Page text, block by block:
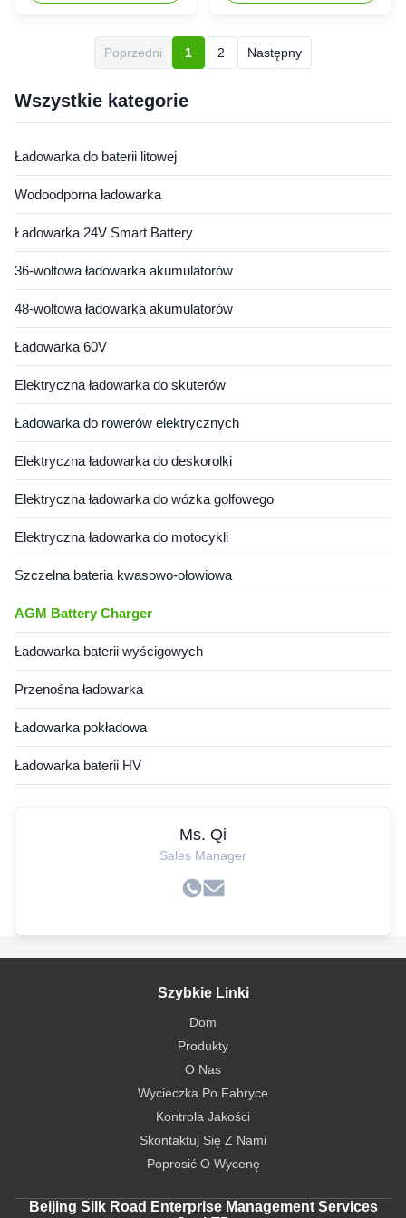
12V 100A AGM / GEL,
V AC i znamionowym
napięciem wyjściowym
Inteligentne maksymalne
napięcie ładowania to 14,4 /
inteligentnym blokowaniem
opis:Zaprojektowany z myślą
o absolutnym
Poprzedni 1 2 Następny
Wszystkie kategorie
Ładowarka do baterii litowej
Wodoodporna ładowarka
Ładowarka 24V Smart Battery
36-woltowa ładowarka akumulatorów
48-woltowa ładowarka akumulatorów
Ładowarka 60V
Elektryczna ładowarka do skuterów
Ładowarka do rowerów elektrycznych
Elektryczna ładowarka do deskorolki
Elektryczna ładowarka do wózka golfowego
Elektryczna ładowarka do motocykli
Szczelna bateria kwasowo-ołowiowa
AGM Battery Charger
Ładowarka baterii wyścigowych
Przenośna ładowarka
Ładowarka pokładowa
Ładowarka baterii HV
Ms. Qi
Sales Manager
Szybkie Linki
Dom
Produkty
O Nas
Wycieczka Po Fabryce
Kontrola Jakości
Skontaktuj Się Z Nami
Poprosić O Wycenę
Beijing Silk Road Enterprise Management Services